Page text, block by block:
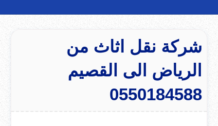
شركة نقل اثاث من
الرياض الى القصيم
0550184588